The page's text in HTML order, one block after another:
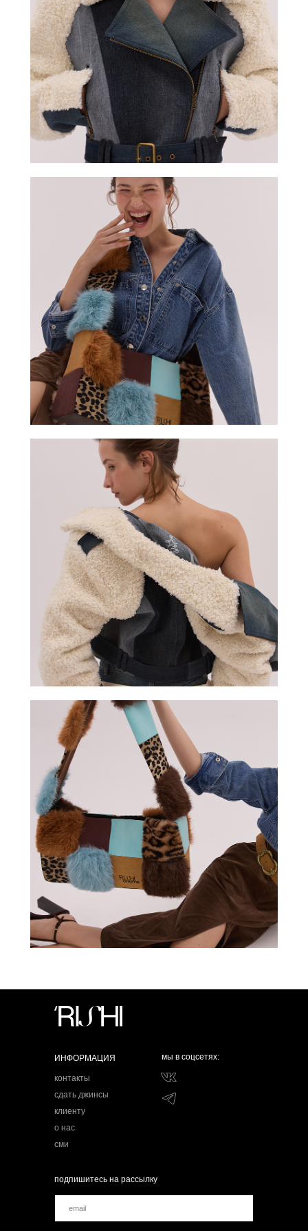
сми
контакты
сдать джинсы
клиенту
о нас
ИНФОРМАЦИЯ мы в соцсетях:
подпишитесь на рассылку